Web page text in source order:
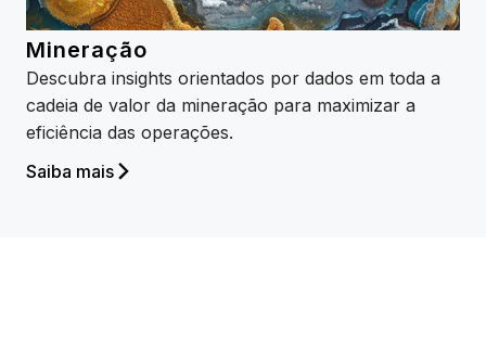
Mineração
Descubra insights orientados por dados em toda a
cadeia de valor da mineração para maximizar a
eficiência das operações.
Saiba mais